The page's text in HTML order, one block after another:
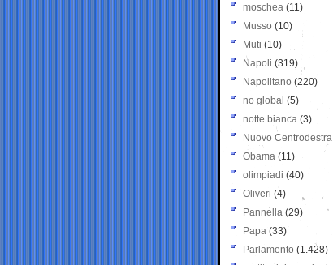
moschea (11)
Musso (10)
Muti (10)
Napoli (319)
Napolitano (220)
no global (5)
notte bianca (3)
Nuovo Centrodestra
Obama (11)
olimpiadi (40)
Oliveri (4)
Pannella (29)
Papa (33)
Parlamento (1.428)